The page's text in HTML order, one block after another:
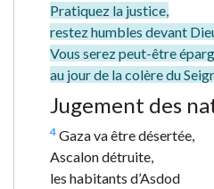
Pratiquez la justice,
restez humbles devant
Vous serez peut-être
au jour de la colère du
Jugement des
4 Gaza va être désertée,
Ascalon détruite,
les habitants d’Asdod